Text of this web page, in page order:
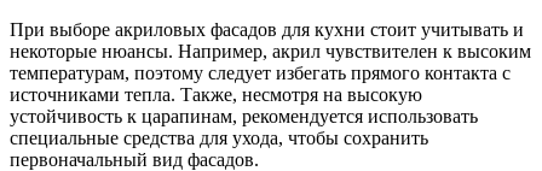
При выборе акриловых фасадов для кухни стоит учитывать и
некоторые нюансы. Например, акрил чувствителен к высоким
температурам, поэтому следует избегать прямого контакта с
источниками тепла. Также, несмотря на высокую
устойчивость к царапинам, рекомендуется использовать
специальные средства для ухода, чтобы сохранить
первоначальный вид фасадов.